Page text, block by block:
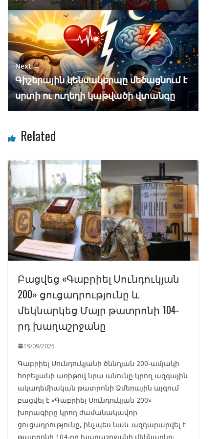
Next →
Գիշերային կենսակերպը մեծացնում է
սրտի ու ուղեղի կաթվածի վտանգը
Related
Բացվեց «Գաբրիել Սունդուկյան
200» ցուցադրությունը և
մեկնարկեց Մայր թատրոնի 104-
րդ խաղաշրջանը
19/09/2025
Գաբրիել Սունդուկյանի ծննդյան 200-ամյակի
հոբելյանի առիթով նրա անունը կրող ազգային
ակադեմիական թատրոնի Ձմեռային այգում
բացվել է «Գաբրիել Սունդուկյան 200»
խորագիրը կրող ժամանակավոր
ցուցադրությունը, ինչպես նաև ազդարարվել է
թատրոնի 104-րդ խաղաշրջանի մեկնարկը։